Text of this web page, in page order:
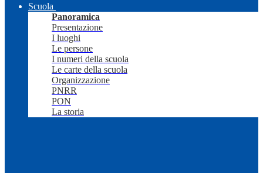
Scuola
Panoramica
Presentazione
I luoghi
Le persone
I numeri della scuola
Le carte della scuola
Organizzazione
PNRR
PON
La storia